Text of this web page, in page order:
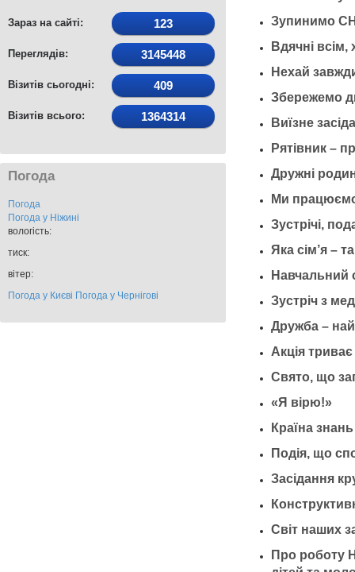
Зараз на сайті: 123
Переглядів: 3145448
Візитів сьогодні: 409
Візитів всього: 1364314
Погода
Погода
Погода у Ніжині
вологість:
тиск:
вітер:
Погода у Києві Погода у Чернігові
Зупинимо
Вдячні
Нехай
Збережемо
Виїзне
Рятівник –
Дружні
Ми
Зустрічі,
Яка сім’я –
Навчальний
Зустріч з
Дружба –
Акція триває
Свято, що
«Я вірю!»
Країна
Подія, що
Засідання
Світ наших
Про роботу